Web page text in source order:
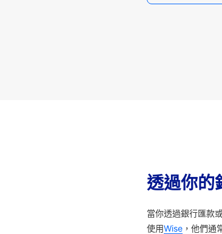
透過你的
當你透過銀行匯款
使用Wise ，他們通